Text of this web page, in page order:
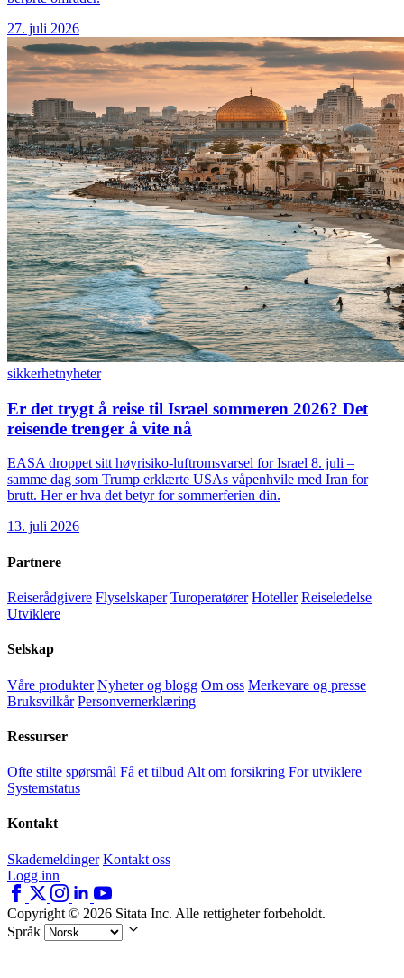
27. juli 2026
sikkerhetnyheter
Er det trygt å reise til Israel sommeren 2026? Det
reisende trenger å vite nå
EASA droppet sitt høyrisiko-luftromsvarsel for Israel 8. juli –
samme dag som Trump erklærte USAs våpenhvile med Iran for
brutt. Her er hva det betyr for sommerferien din.
13. juli 2026
Partnere
Reiserådgivere Flyselskaper Turoperatører Hoteller Reiseledelse
Utviklere
Selskap
Våre produkter Nyheter og blogg Om oss Merkevare og presse
Bruksvilkår Personvernerklæring
Ressurser
Ofte stilte spørsmål Få et tilbud Alt om forsikring For utviklere
Systemstatus
Kontakt
Skademeldinger Kontakt oss
Logg inn
Copyright © 2026 Sitata Inc. Alle rettigheter forbeholdt.
Språk